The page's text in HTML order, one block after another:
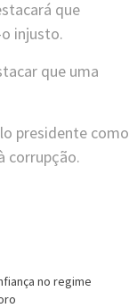
que
injusto.
que uma
presidente como
corrupção.
no regime